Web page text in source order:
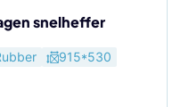
snelheffer
915*530